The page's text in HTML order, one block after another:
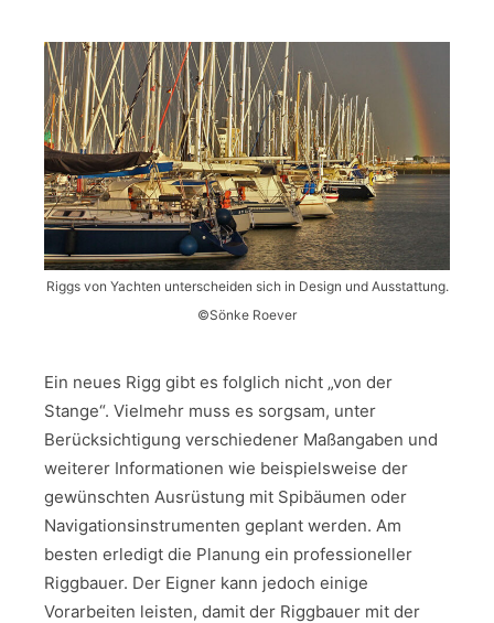
Riggs von Yachten unterscheiden sich in Design und Ausstattung.
©Sönke Roever
Ein neues Rigg gibt es folglich nicht „von der
Stange“. Vielmehr muss es sorgsam, unter
Berücksichtigung verschiedener Maßangaben und
weiterer Informationen wie beispielsweise der
gewünschten Ausrüstung mit Spibäumen oder
Navigationsinstrumenten geplant werden. Am
besten erledigt die Planung ein professioneller
Riggbauer. Der Eigner kann jedoch einige
Vorarbeiten leisten, damit der Riggbauer mit der